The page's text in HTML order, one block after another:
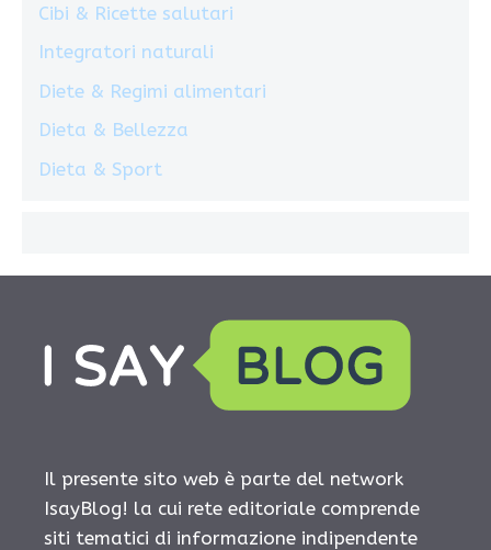
Cibi & Ricette salutari
Integratori naturali
Diete & Regimi alimentari
Dieta & Bellezza
Dieta & Sport
Il presente sito web è parte del network
IsayBlog! la cui rete editoriale comprende
siti tematici di informazione indipendente